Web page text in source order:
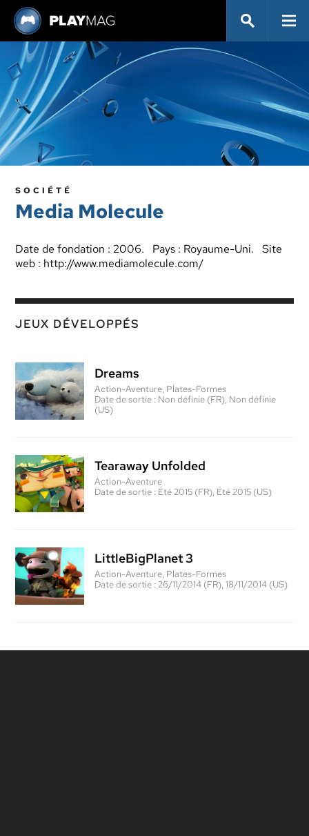
SOCIÉTÉ
Media Molecule
Date de fondation : 2006. Pays : Royaume-Uni. Site
web : http://www.mediamolecule.com/
JEUX DÉVELOPPÉS
Dreams
Action-Aventure, Plates-Formes
Date de sortie : Non définie (FR), Non définie
(US)
Tearaway Unfolded
Action-Aventure
Date de sortie : Été 2015 (FR), Été 2015 (US)
LittleBigPlanet 3
Action-Aventure, Plates-Formes
Date de sortie :26/11/2014 (FR), 18/11/2014 (US)